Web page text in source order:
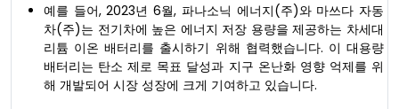
예를 들어, 2023년 6월, 파나소닉 에너지(주)와 마쓰다 자동
차(주)는 전기차에 높은 에너지 저장 용량을 제공하는 차세대
리튬 이온 배터리를 출시하기 위해 협력했습니다. 이 대용량
배터리는 탄소 제로 목표 달성과 지구 온난화 영향 억제를 위
해 개발되어 시장 성장에 크게 기여하고 있습니다.